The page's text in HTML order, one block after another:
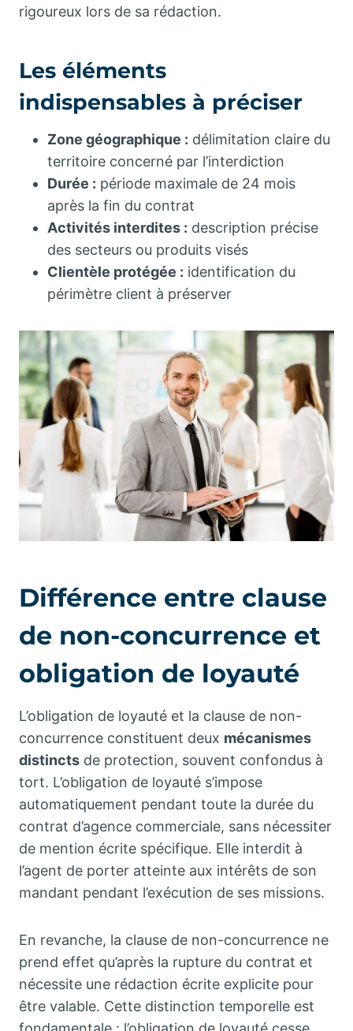
rigoureux lors de sa rédaction.
Les éléments
indispensables à préciser
Zone géographique : délimitation claire du
territoire concerné par l’interdiction
Durée : période maximale de 24 mois
après la fin du contrat
Activités interdites : description précise
des secteurs ou produits visés
Clientèle protégée : identification du
périmètre client à préserver
Différence entre clause
de non-concurrence et
obligation de loyauté
L’obligation de loyauté et la clause de non-
concurrence constituent deux mécanismes
distincts de protection, souvent confondus à
tort. L’obligation de loyauté s’impose
automatiquement pendant toute la durée du
contrat d’agence commerciale, sans nécessiter
de mention écrite spécifique. Elle interdit à
l’agent de porter atteinte aux intérêts de son
mandant pendant l’exécution de ses missions.
En revanche, la clause de non-concurrence ne
prend effet qu’après la rupture du contrat et
nécessite une rédaction écrite explicite pour
être valable. Cette distinction temporelle est